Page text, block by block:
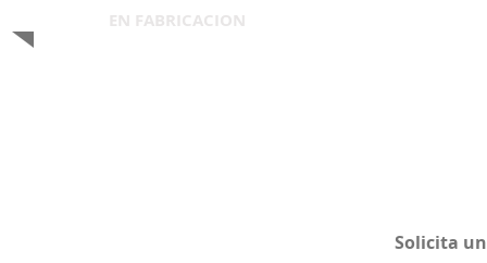
EN FABRICACION
Solicita